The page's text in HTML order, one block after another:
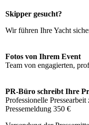
Skipper gesucht?
Wir führen Ihre Yacht
Fotos von Ihrem Event
Team von engagierten,
PR-Büro schreibt Ihre
Professionelle Pressearbeit
Pressemeldung 350 €